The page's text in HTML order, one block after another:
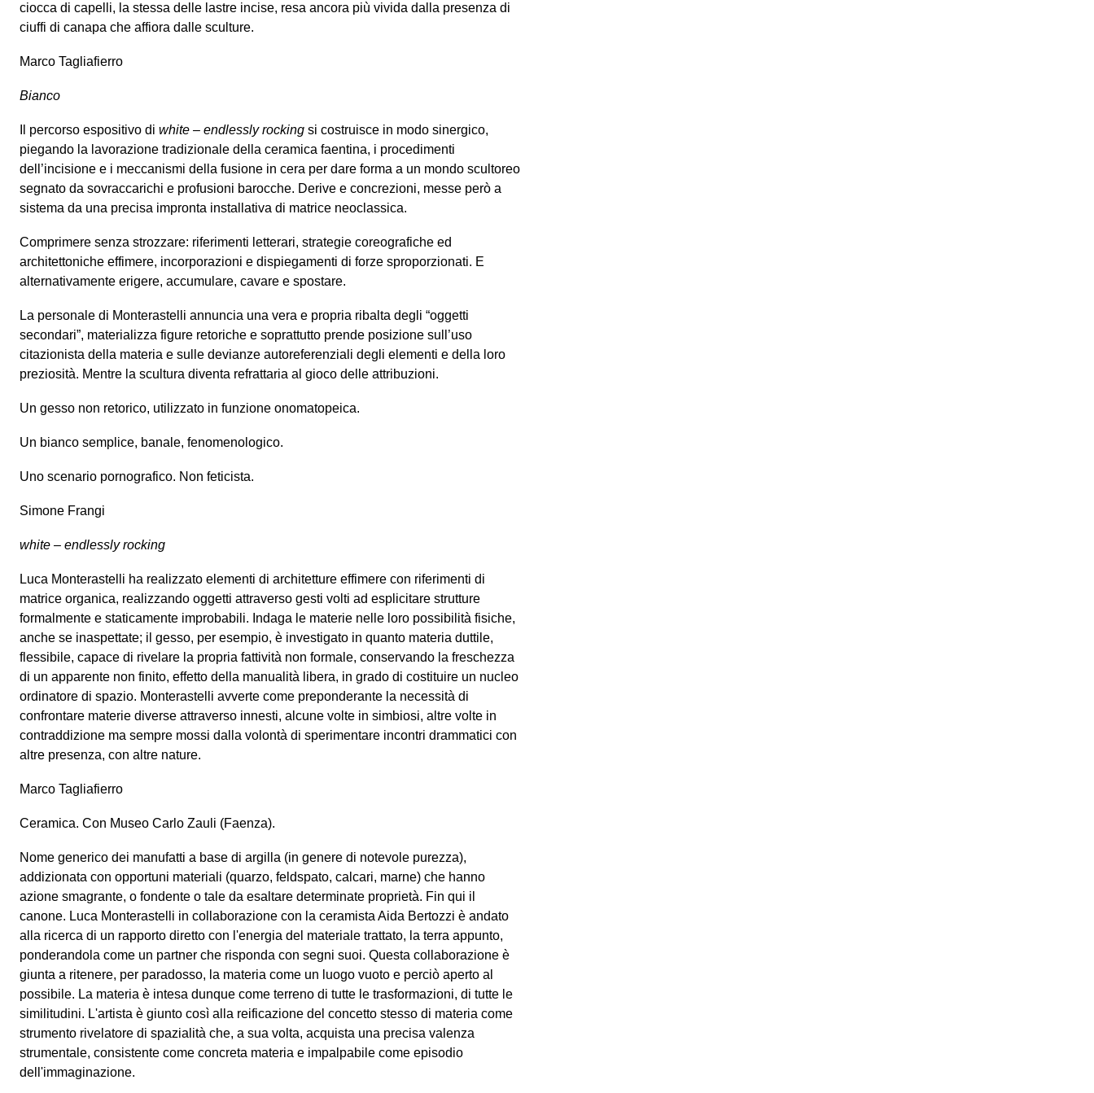
ciocca di capelli, la stessa delle lastre incise, resa ancora più vivida dalla presenza di
ciuffi di canapa che affiora dalle sculture.
Marco Tagliafierro
Bianco
Il percorso espositivo di white – endlessly rocking si costruisce in modo sinergico,
piegando la lavorazione tradizionale della ceramica faentina, i procedimenti
dell’incisione e i meccanismi della fusione in cera per dare forma a un mondo scultoreo
segnato da sovraccarichi e profusioni barocche. Derive e concrezioni, messe però a
sistema da una precisa impronta installativa di matrice neoclassica.
Comprimere senza strozzare: riferimenti letterari, strategie coreografiche ed
architettoniche effimere, incorporazioni e dispiegamenti di forze sproporzionati. E
alternativamente erigere, accumulare, cavare e spostare.
La personale di Monterastelli annuncia una vera e propria ribalta degli “oggetti
secondari”, materializza figure retoriche e soprattutto prende posizione sull’uso
citazionista della materia e sulle devianze autoreferenziali degli elementi e della loro
preziosità. Mentre la scultura diventa refrattaria al gioco delle attribuzioni.
Un gesso non retorico, utilizzato in funzione onomatopeica.
Un bianco semplice, banale, fenomenologico.
Uno scenario pornografico. Non feticista.
Simone Frangi
white – endlessly rocking
Luca Monterastelli ha realizzato elementi di architetture effimere con riferimenti di
matrice organica, realizzando oggetti attraverso gesti volti ad esplicitare strutture
formalmente e staticamente improbabili. Indaga le materie nelle loro possibilità fisiche,
anche se inaspettate; il gesso, per esempio, è investigato in quanto materia duttile,
flessibile, capace di rivelare la propria fattività non formale, conservando la freschezza
di un apparente non finito, effetto della manualità libera, in grado di costituire un nucleo
ordinatore di spazio. Monterastelli avverte come preponderante la necessità di
confrontare materie diverse attraverso innesti, alcune volte in simbiosi, altre volte in
contraddizione ma sempre mossi dalla volontà di sperimentare incontri drammatici con
altre presenza, con altre nature.
Marco Tagliafierro
Ceramica. Con Museo Carlo Zauli (Faenza).
Nome generico dei manufatti a base di argilla (in genere di notevole purezza),
addizionata con opportuni materiali (quarzo, feldspato, calcari, marne) che hanno
azione smagrante, o fondente o tale da esaltare determinate proprietà. Fin qui il
canone. Luca Monterastelli in collaborazione con la ceramista Aida Bertozzi è andato
alla ricerca di un rapporto diretto con l'energia del materiale trattato, la terra appunto,
ponderandola come un partner che risponda con segni suoi. Questa collaborazione è
giunta a ritenere, per paradosso, la materia come un luogo vuoto e perciò aperto al
possibile. La materia è intesa dunque come terreno di tutte le trasformazioni, di tutte le
similitudini. L'artista è giunto così alla reificazione del concetto stesso di materia come
strumento rivelatore di spazialità che, a sua volta, acquista una precisa valenza
strumentale, consistente come concreta materia e impalpabile come episodio
dell'immaginazione.